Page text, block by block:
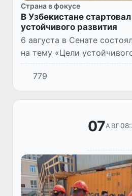
Страна в фокусе
В Узбекистане
устойчивого развития
6 августа в Сенате
на тему «Цели
этап национального
давшая старт месячнику
развития.
779
07АВГ